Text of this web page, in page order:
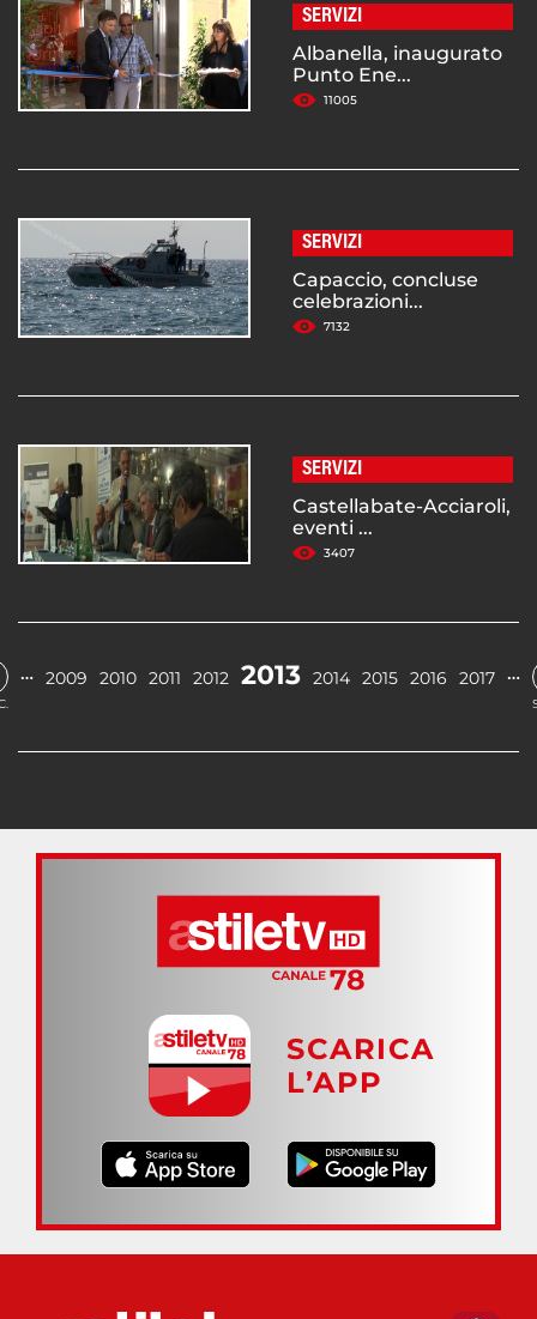
SERVIZI
Albanella, inaugurato
Punto Ene...
11005
SERVIZI
Capaccio, concluse
celebrazioni...
7132
SERVIZI
Castellabate-Acciaroli,
eventi ...
3407
… 2009 2010 2011 2012 2013 2014 2015 2016 2017 …
SCARICA
L’APP